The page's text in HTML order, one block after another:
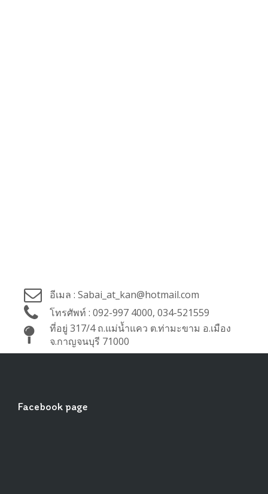
อีเมล : Sabai_at_kan@hotmail.com
โทรศัพท์ : 092-997 4000, 034-521559
ที่อยู่ 317/4 ถ.แม่น้ำแคว ต.ท่ามะขาม อ.เมือง
จ.กาญจนบุรี 71000
Facebook page